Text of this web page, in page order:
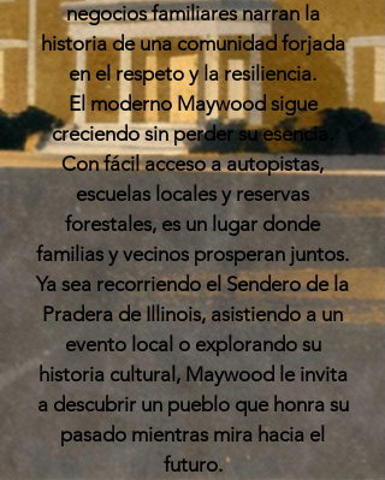
negocios familiares narran la
historia de una comunidad forjada
en el respeto y la resiliencia.
El moderno Maywood sigue
creciendo sin perder su esencia.
Con fácil acceso a autopistas,
escuelas locales y reservas
forestales, es un lugar donde
familias y vecinos prosperan juntos.
Ya sea recorriendo el Sendero de la
Pradera de Illinois, asistiendo a un
evento local o explorando su
historia cultural, Maywood le invita
a descubrir un pueblo que honra su
pasado mientras mira hacia el
futuro.